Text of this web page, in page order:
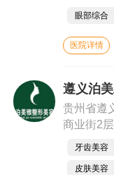
眼部综合
医院详情
遵义泊
贵州省遵
商业街2层
牙齿美容
皮肤美容